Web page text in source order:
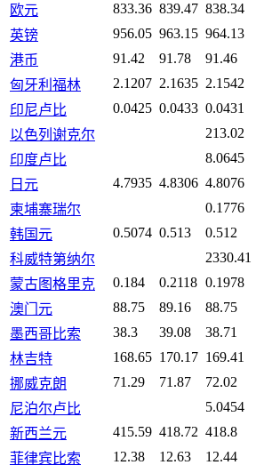
欧元
833.36 839.47 838.34
英镑
956.05 963.15 964.13
港币
91.42 91.78
91.46
匈牙利福林
2.1207 2.1635 2.1542
印尼卢比
0.0425 0.0433 0.0431
以色列谢克尔
213.02
印度卢比
8.0645
日元
4.7935 4.8306 4.8076
柬埔寨瑞尔
0.1776
韩国元
0.5074 0.513
0.512
科威特第纳尔
2330.41
蒙古图格里克
0.184 0.2118 0.1978
澳门元
88.75 89.16
88.75
墨西哥比索
38.3 39.08
38.71
林吉特
168.65 170.17 169.41
挪威克朗
71.29 71.87
72.02
尼泊尔卢比
5.0454
新西兰元
415.59 418.72 418.8
菲律宾比索
12.38 12.63
12.44